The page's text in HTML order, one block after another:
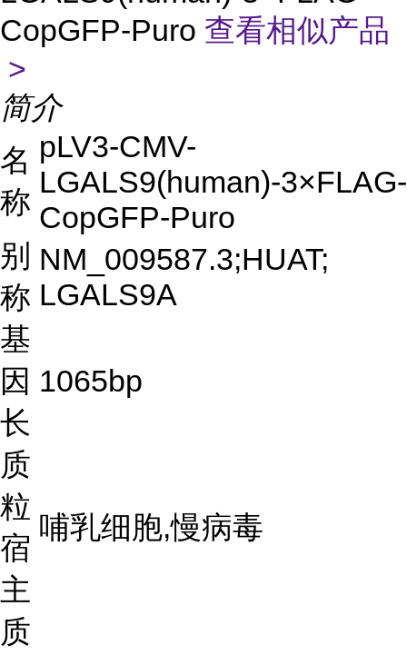
CopGFP-Puro 查看相似产品
>
简介
名
称
pLV3-CMV-
LGALS9(human)-3×FLAG-
CopGFP-Puro
别
称
NM_009587.3;HUAT;
LGALS9A
基
因
长
1065bp
质
粒
宿
主
哺乳细胞,慢病毒
质